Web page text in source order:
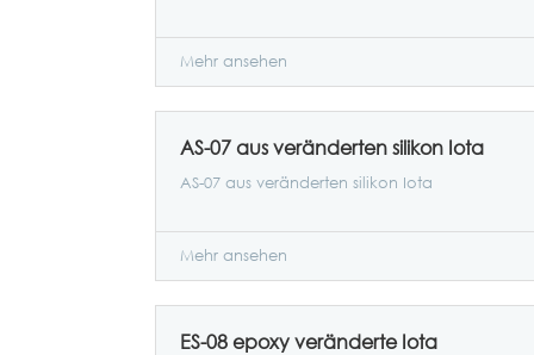
Mehr ansehen
AS-07 aus veränderten silikon Iota
AS-07 aus veränderten silikon Iota
Mehr ansehen
ES-08 epoxy veränderte Iota